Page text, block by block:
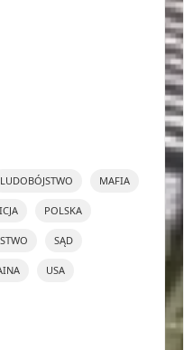
LUDOBÓJSTWO MAFIA
POLSKA
SĄD
USA